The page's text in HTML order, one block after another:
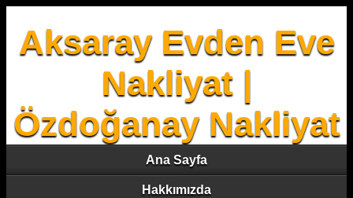
Aksaray Evden Eve
Nakliyat |
Özdoğanay Nakliyat
Ana Sayfa
Hakkımızda